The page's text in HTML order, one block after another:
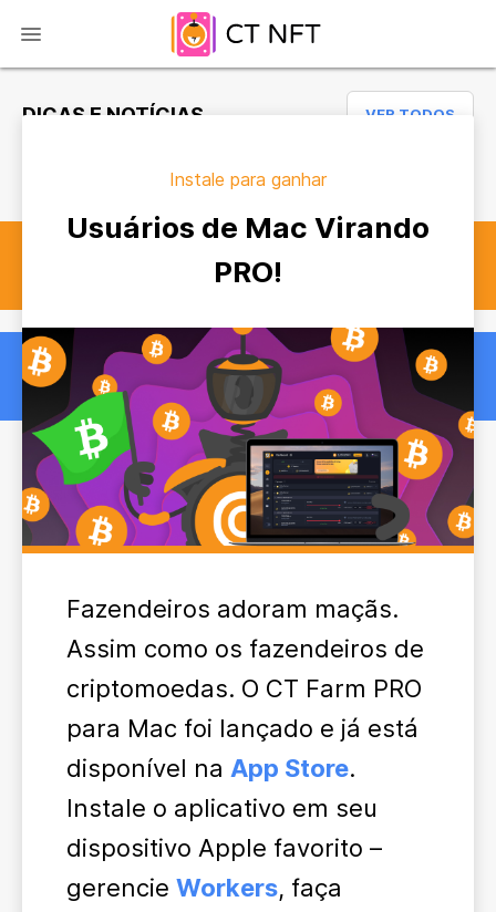
DICAS E NOTÍCIAS VER TODOS
Instale para ganhar
Usuários de Mac Virando
PRO!
Fazendeiros adoram maçãs.
Assim como os fazendeiros de
criptomoedas. O CT Farm PRO
para Mac foi lançado e já está
disponível na App Store.
Instale o aplicativo em seu
dispositivo Apple favorito –
gerencie Workers, faça